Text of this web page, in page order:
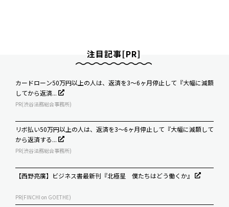
注目記事[PR]
カードローン50万円以上の人は、返済を3～6ヶ月停止して『大幅に減額
してから返済...
PR(渋谷法務総合事務所)
リボ払い50万円以上の人は、返済を3～6ヶ月停止して『大幅に減額して
から返済する...
PR(渋谷法務総合事務所)
【西野亮廣】ビジネス書最新刊『北極星 僕たちはどう働くか』
PR(FINCHI on GOETHE)